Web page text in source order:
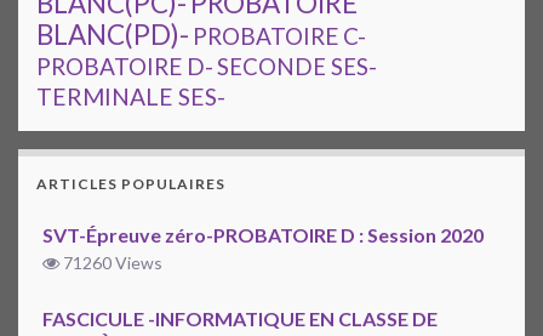
BLANC(PD)- PROBATOIRE C-
PROBATOIRE D-SECONDE SES-
TERMINALE SES-
ARTICLES POPULAIRES
SVT-Épreuve zéro-PROBATOIRE D : Session 2020
71260 Views
FASCICULE -INFORMATIQUE EN CLASSE DE